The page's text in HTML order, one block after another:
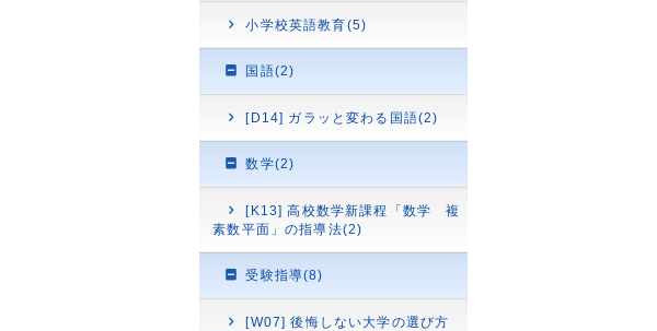
小学校英語教育(5)
国語(2)
[D14] ガラッと変わる国語(2)
数学(2)
[K13] 高校数学新課程「数学 複
素数平面」の指導法(2)
受験指導(8)
[W07] 後悔しない大学の選び方